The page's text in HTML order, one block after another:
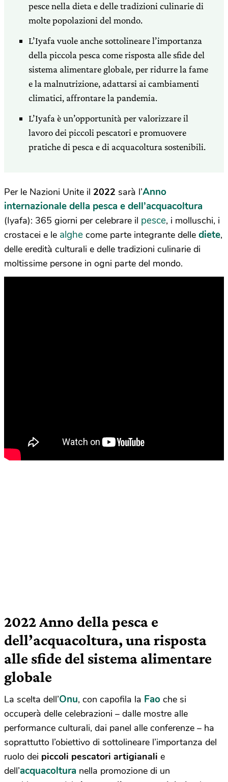
pesce nella dieta e delle tradizioni culinarie di
molte popolazioni del mondo.
L’Iyafa vuole anche sottolineare l’importanza
della piccola pesca come risposta alle sfide del
sistema alimentare globale, per ridurre la fame
e la malnutrizione, adattarsi ai cambiamenti
climatici, affrontare la pandemia.
L’Iyafa è un’opportunità per valorizzare il
lavoro dei piccoli pescatori e promuovere
pratiche di pesca e di acquacoltura sostenibili.
Per le Nazioni Unite il 2022 sarà l’Anno
internazionale della pesca e dell’acquacoltura
(Iyafa): 365 giorni per celebrare il pesce, i molluschi, i
crostacei e le alghe come parte integrante delle diete,
delle eredità culturali e delle tradizioni culinarie di
moltissime persone in ogni parte del mondo.
2022 Anno della pesca e
dell’acquacoltura, una risposta
alle sfide del sistema alimentare
globale
La scelta dell’Onu, con capofila la Fao che si
occuperà delle celebrazioni – dalle mostre alle
performance culturali, dai panel alle conferenze – ha
soprattutto l’obiettivo di sottolineare l’importanza del
ruolo dei piccoli pescatori artigianali e
dell’acquacoltura nella promozione di un